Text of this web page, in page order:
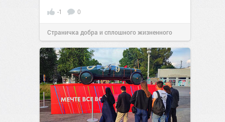
-1 0
Страничка добра и сплошного жизненного
позитива!00:29Сегодня